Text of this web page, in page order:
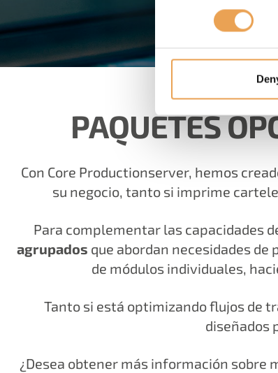
PAQUETES
Con Core Productionserver, hemos
su negocio, tanto si imprime
Para complementar las capacidades
agrupados que abordan necesidades
de módulos individuales,
Tanto si está optimizando flujos de
diseñados
¿Desea obtener más información sobre